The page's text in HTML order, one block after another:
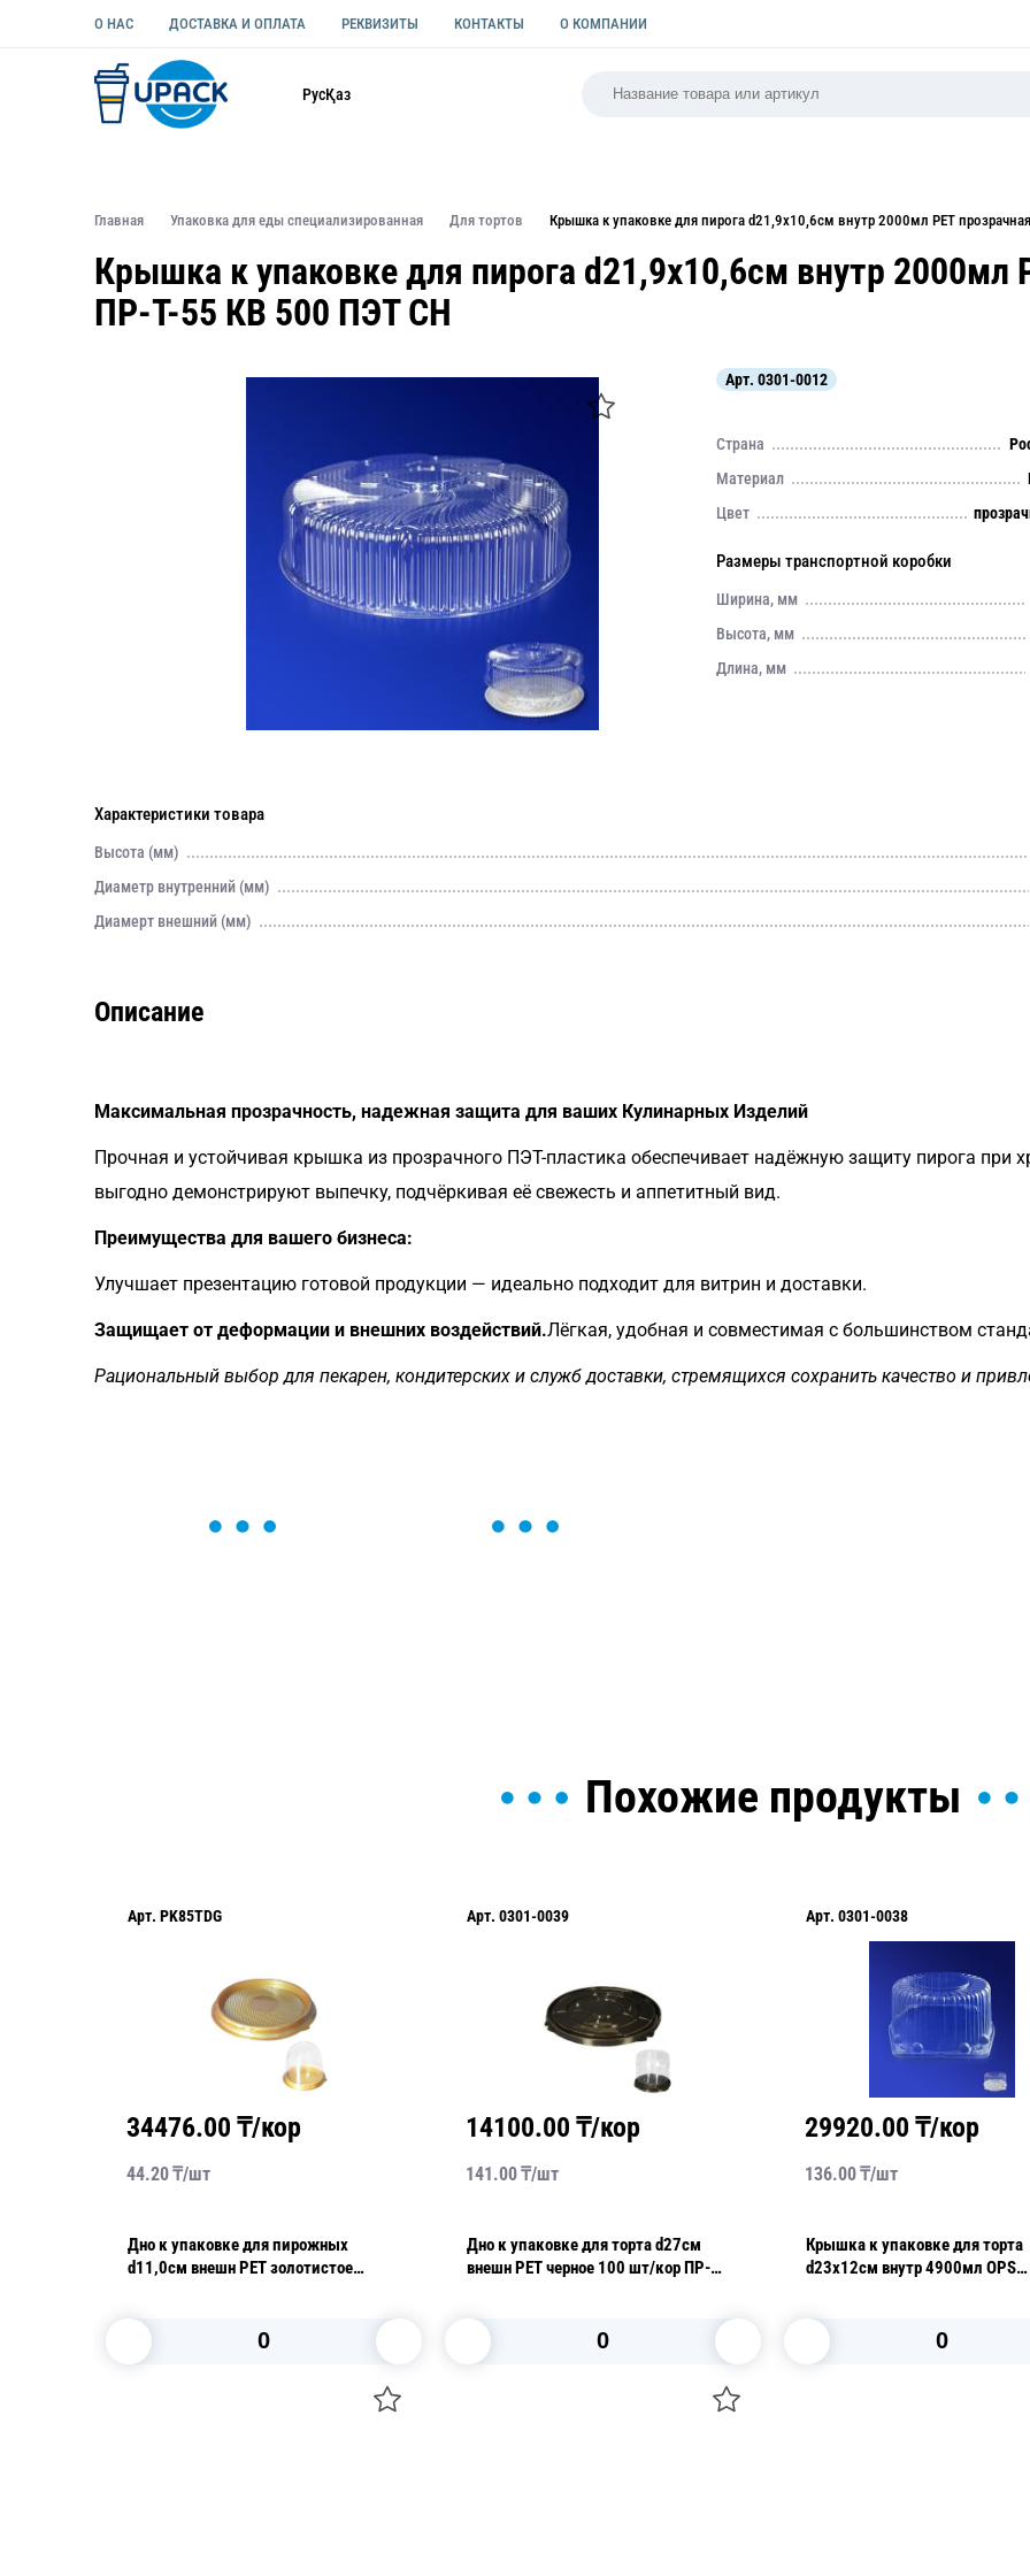
О НАС ДОСТАВКА И ОПЛАТА РЕКВИЗИТЫ КОНТАКТЫ О КОМПАНИИ
РусҚаз
Главная Упаковка для еды специализированная Для тортов Крышка к упаковке для пирога d21,9х10,6см внутр 2000мл PET
Крышка к упаковке для пирога d21,9х10,6см внутр 2000мл
ПР-Т-55 КВ 500 ПЭТ СН
Арт. 0301-0012
Страна
Материал
Цвет
Размеры транспортной коробки
Ширина, мм
Высота, мм
Длина, мм
Характеристики товара
Высота (мм)
Диаметр внутренний (мм)
Диамерт внешний (мм)
Описание
Максимальная прозрачность, надежная защита для ваших Кулинарных Изделий
Прочная и устойчивая крышка из прозрачного ПЭТ-пластика обеспечивает надёжную защиту пирога при
выгодно демонстрируют выпечку, подчёркивая её свежесть и аппетитный вид.
Преимущества для вашего бизнеса:
Улучшает презентацию готовой продукции — идеально подходит для витрин и доставки.
Защищает от деформации и внешних воздействий.Лёгкая, удобная и совместимая с большинством
Рациональный выбор для пекарен, кондитерских и служб доставки, стремящихся сохранить качество и
Похожие продукты
Арт. PK85TDG
34476.00 ₸/кор
44.20₸/шт
Дно к упаковке для пирожных
d11,0см внешн PET золотистое
Арт. 0301-0039
14100.00 ₸/кор
141.00₸/шт
Дно к упаковке для торта d27см
внешн PET черное 100 шт/кор ПР-
Арт. 0301-0038
29920.00 ₸/кор
136.00₸/шт
Крышка к упаковке для торта
d23х12см внутр 4900мл OPS